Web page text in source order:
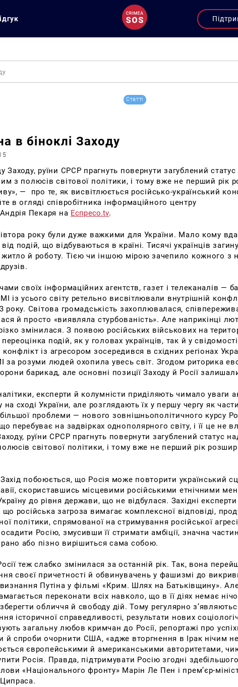
Статті
в біноклі Заходу
Заходу, руїни СРСР прагнуть повернути загублений
з полюсів світової політики, і тому вже не перший
— про те, як висвітлюється російсько-український
в огляді співробітника інформаційного центру
Пекаря на Еспресо.tv.
року були дуже важкими для України. Мало кому
подій, що відбуваються в країні. Тисячі українців
житло й роботу. Тією чи іншою мірою зачепило кожного з
своїх інформаційних агентств, газет і телеканалів —
із усього світу ретельно висвітлювали внутрішній
року. Світова громадськість захоплювалася,
й просто «виявляла стурбованість». Але наприкінці
змінилася. З появою російських військових на
подій, як у головах українців, так й у
із агресором зосередився в східних регіонах
за розуми людей охопила увесь світ. Згодом риторика
барикад, але основні позиції Заходу й Росії
експерти й колумністи приділяють чимало уваги
на сході України, але розглядають їх у першу чергу як
проблеми — нового зовнішньополітичного курсу
перебуває на задвірках однополярного світу, і її це не
руїни СРСР прагнуть повернути загублений статус
світової політики, і тому вже не перший рік
побоюється, що Росія може повторити український
скориставшись місцевими російськими етнічними
до рівня держави, що не відбулася. Західні
що російська загроза вимагає комплексної відповіді,
політики, спрямованої на стримування російської
Росію, змусивши її стримати амбіції, значна
або пізно вирішиться сама собою.
теж слабко змінилася за останній рік. Так, вона
своєї причетності й обвинувачень у фашизмі до
визнання Путіна у фільмі «Крим. Шлях на Батьківщину».
переконати всіх навколо, що в її діях немає
обличчя й свободу дій. Тому регулярно
історичної справедливості, результати нових
загальну любов кримчан до Росії, репортажі про
й спроби очорнити США, «адже вторгнення в Ірак нічим
європейськими й американськими авторитетами,
Росія. Правда, підтримувати Росію згодні
«Національного фронту» Марін Ле Пен і прем’єр-